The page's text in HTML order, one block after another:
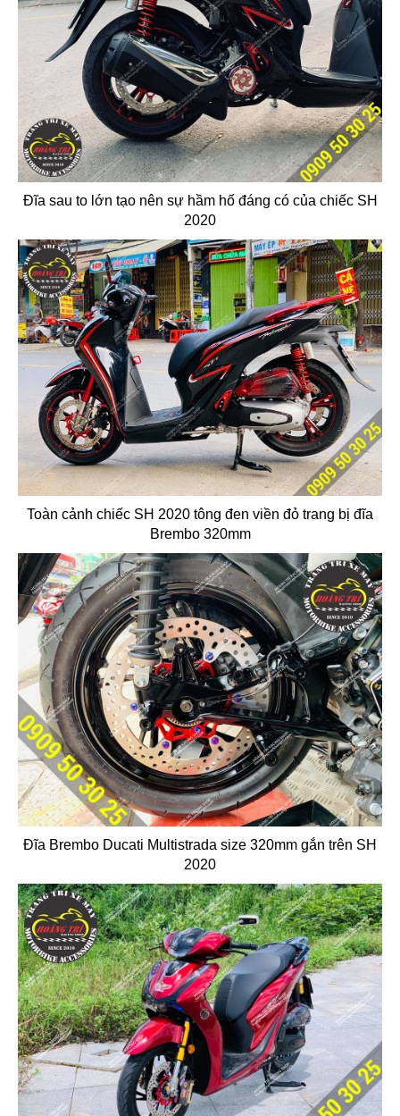
Đĩa sau to lớn tạo nên sự hầm hố đáng có của chiếc SH
2020
Toàn cảnh chiếc SH 2020 tông đen viền đỏ trang bị đĩa
Brembo 320mm
Đĩa Brembo Ducati Multistrada size 320mm gắn trên SH
2020